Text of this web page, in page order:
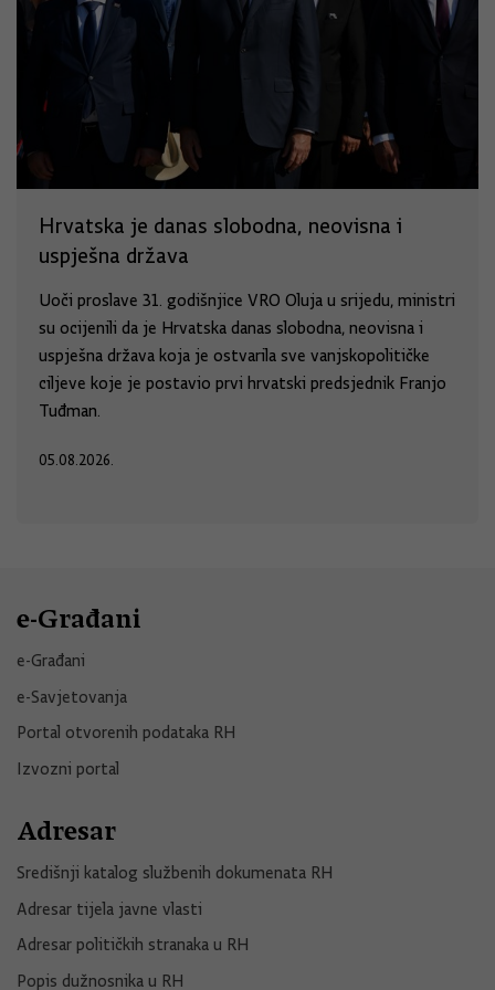
Hrvatska je danas slobodna, neovisna i
uspješna država
Uoči proslave 31. godišnjice VRO Oluja u srijedu, ministri
su ocijenili da je Hrvatska danas slobodna, neovisna i
uspješna država koja je ostvarila sve vanjskopolitičke
ciljeve koje je postavio prvi hrvatski predsjednik Franjo
Tuđman.
05.08.2026.
e-Građani
e-Građani
e-Savjetovanja
Portal otvorenih podataka RH
Izvozni portal
Adresar
Središnji katalog službenih dokumenata RH
Adresar tijela javne vlasti
Adresar političkih stranaka u RH
Popis dužnosnika u RH